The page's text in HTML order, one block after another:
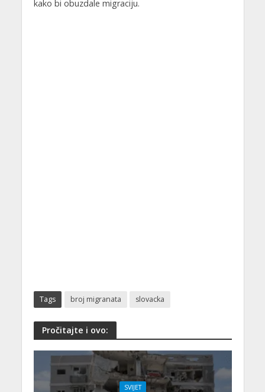
kako bi obuzdale migraciju.
Tags broj migranata slovacka
Pročitajte i ovo:
SVIJET